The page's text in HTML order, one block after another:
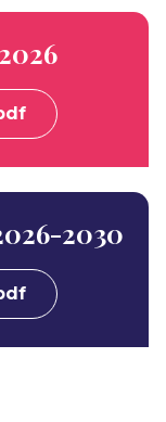
2030